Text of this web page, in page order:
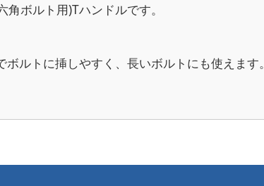
ボルト用)Tハンドルです。
トに挿しやすく、長いボルトにも使えます。